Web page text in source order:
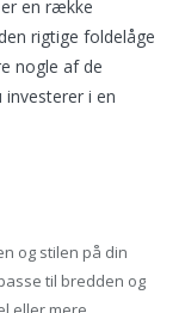
en række
rigtige foldelåge
nogle af de
i en
og stilen på din
til bredden og